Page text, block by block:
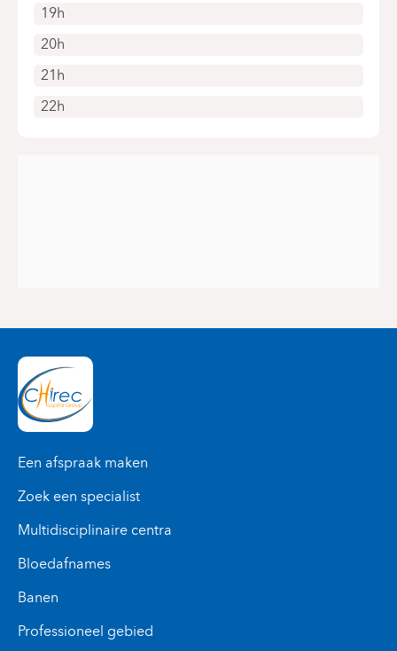
19h
20h
21h
22h
Een afspraak maken
Zoek een specialist
Multidisciplinaire centra
Bloedafnames
Banen
Professioneel gebied